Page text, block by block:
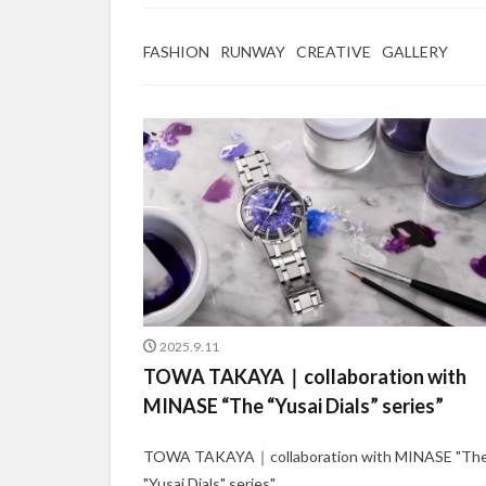
FASHION RUNWAY CREATIVE GALLERY
2025.9.11
TOWA TAKAYA｜collaboration with
MINASE “The “Yusai Dials” series”
TOWA TAKAYA｜collaboration with MINASE